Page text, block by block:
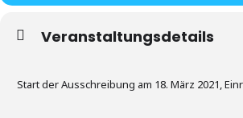
Veranstaltungsdetails
Start der Ausschreibung am 18. März 2021,